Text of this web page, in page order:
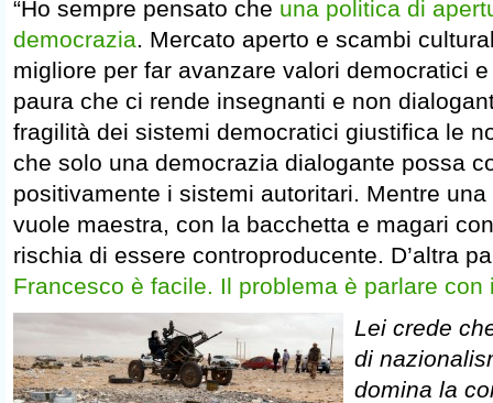
“Ho sempre pensato che una politica di
democrazia. Mercato aperto e scambi
migliore per far avanzare valori democratici e
paura che ci rende insegnanti e non
fragilità dei sistemi democratici giustifica le
che solo una democrazia dialogante possa
positivamente i sistemi autoritari. Mentre
vuole maestra, con la bacchetta e magari
rischia di essere controproducente. D’altra
Francesco è facile. Il problema è parlare con
Lei crede
di
domina la